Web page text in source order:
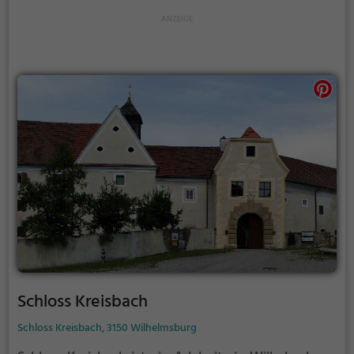
Schloss Kreisbach
Schloss Kreisbach, 3150 Wilhelmsburg